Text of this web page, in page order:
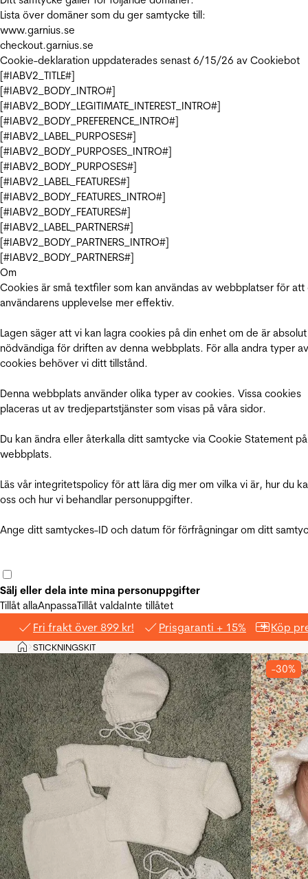
Lista över domäner som du ger samtycke till:
www.garnius.se
checkout.garnius.se
Cookie-deklaration uppdaterades senast 6/15/26 av Cookiebot
[#IABV2_TITLE#]
[#IABV2_BODY_INTRO#]
[#IABV2_BODY_LEGITIMATE_INTEREST_INTRO#]
[#IABV2_BODY_PREFERENCE_INTRO#]
[#IABV2_LABEL_PURPOSES#]
[#IABV2_BODY_PURPOSES_INTRO#]
[#IABV2_BODY_PURPOSES#]
[#IABV2_LABEL_FEATURES#]
[#IABV2_BODY_FEATURES_INTRO#]
[#IABV2_BODY_FEATURES#]
[#IABV2_LABEL_PARTNERS#]
[#IABV2_BODY_PARTNERS_INTRO#]
[#IABV2_BODY_PARTNERS#]
Om
Cookies är små textfiler som kan användas av webbplatser för att
användarens upplevelse mer effektiv.
Lagen säger att vi kan lagra cookies på din enhet om de är absolut
nödvändiga för driften av denna webbplats. För alla andra typer av
cookies behöver vi ditt tillstånd.
Denna webbplats använder olika typer av cookies. Vissa cookies
placeras ut av tredjepartstjänster som visas på våra sidor.
Du kan ändra eller återkalla ditt samtycke via Cookie Statement
webbplats.
Läs vår integritetspolicy för att lära dig mer om vilka vi är, hur du
oss och hur vi behandlar personuppgifter.
Ange ditt samtyckes-ID och datum för förfrågningar om ditt
Sälj eller dela inte mina personuppgifter
Tillåt allaAnpassaTillåt valdaInte tillåtet
Fri frakt över 899 kr! Prisgaranti + 15% Köp
Hem
>STICKNINGSKIT
-30%